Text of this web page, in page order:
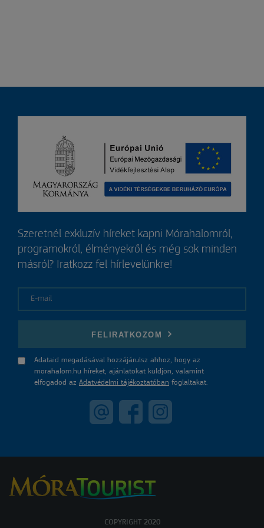
Szeretnél exkluzív híreket kapni Mórahalomról,
programokról, élményekről és még sok minden
másról? Iratkozz fel hírlevelünkre!
FELIRATKOZOM
Adataid megadásával hozzájárulsz ahhoz, hogy az
morahalom.hu híreket, ajánlatokat küldjön, valamint
elfogadod az Adatvédelmi tájékoztatóban foglaltakat.
COPYRIGHT 2020